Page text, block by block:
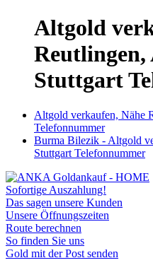
Altgold
Stuttgart
Altgold verkaufen, Nähe
Telefonnummer
Burma Bilezik - Altgold
Stuttgart Telefonnummer
Sofortige Auszahlung!
Das sagen unsere Kunden
Unsere Öffnungszeiten
Route berechnen
So finden Sie uns
Gold mit der Post senden